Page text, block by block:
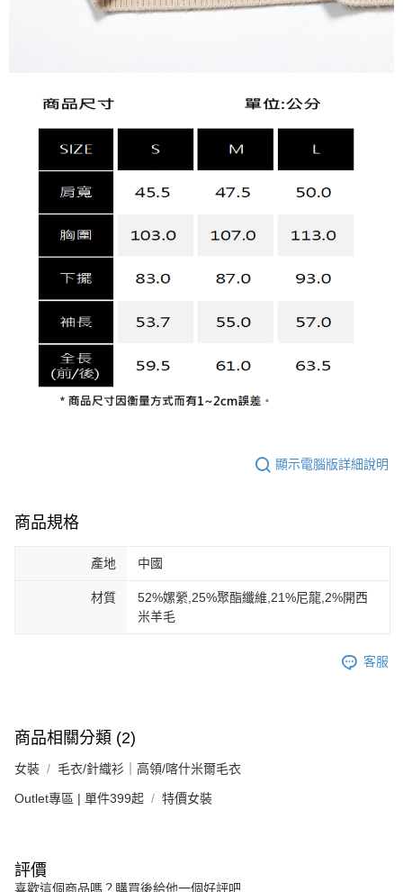
顯示電腦版詳細說明
商品規格
產地 中國
材質
52%嫘縈,25%聚酯纖維,21%尼龍,2%開西
米羊毛
客服
商品相關分類 (2)
女裝 毛衣/針織衫｜高領/喀什米爾毛衣
Outlet專區 | 單件399起 特價女裝
評價
喜歡這個商品嗎？購買後給他一個好評吧